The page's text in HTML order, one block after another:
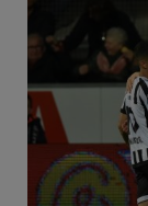
TELHER
HERVOL
HEREXC